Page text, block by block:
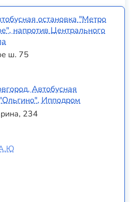
остановка "Метро
напротив Центрального
ш. 75
Автобусная
Ипподром
234